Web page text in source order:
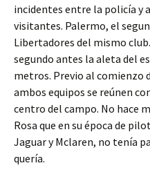
incidentes entre la policía y
visitantes. Palermo, el
Libertadores del mismo
segundo antes la aleta del
metros. Previo al comienzo
ambos equipos se reúnen
centro del campo. No hace
Rosa que en su época de
Jaguar y Mclaren, no tenía
quería.